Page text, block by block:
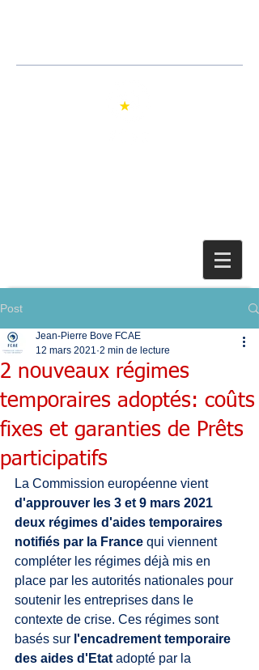
Post
2 nouveaux régimes
temporaires adoptés: coûts
fixes et garanties de Prêts
participatifs
Jean-Pierre Bove FCAE
12 mars 2021 2 min de lecture
La Commission européenne vient
d'approuver les 3 et 9 mars 2021
deux régimes d'aides temporaires
notifiés par la France qui viennent
compléter les régimes déjà mis en
place par les autorités nationales pour
soutenir les entreprises dans le
contexte de crise. Ces régimes sont
basés sur l'encadrement temporaire
des aides d'Etat adopté par la